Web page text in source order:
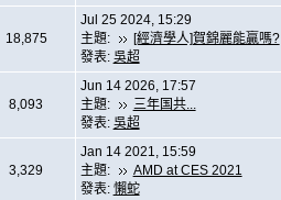
18,875
Jul 25 2024, 15:29
主題:
[經濟學人]賀錦麗能贏嗎?
發表: 吳超
8,093
Jun 14 2026, 17:57
主題:
三年国共...
發表: 吳超
3,329
Jan 14 2021, 15:59
主題:
AMD at CES 2021
發表: 懶蛇